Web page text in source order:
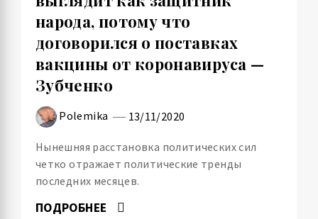
народа, потому что
договорился о поставках
вакцины от коронавируса —
Зубченко
Polemika 13/11/2020
Нынешняя расстановка политических сил
четко отражает политические тренды
последних месяцев.
ПОДРОБНЕЕ